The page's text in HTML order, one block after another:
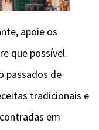
apoie os
que possível.
passados de
tradicionais e
em